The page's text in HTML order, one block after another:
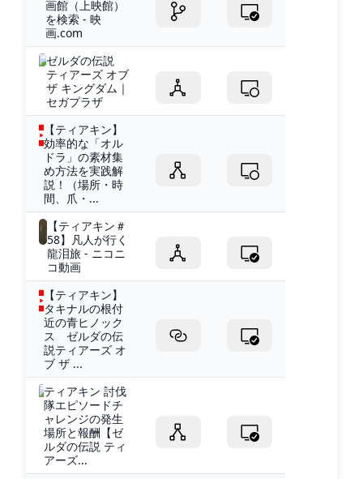
画館（上映館）
を検索 - 映
画.com
ゼルダの伝説
ティアーズ オブ
ザ キングダム｜
セガプラザ
【ティアキン】
効率的な「オル
ドラ」の素材集
め方法を実践解
説！（場所・時
間、爪・...
【ティアキン＃
58】凡人が行く
龍泪旅 - ニコニ
コ動画
【ティアキン】
タキナルの根付
近の青ヒノック
ス ゼルダの伝
説ティアーズ オ
ブ ザ ...
ティアキン 討伐
隊エピソードチ
ャレンジの発生
場所と報酬【ゼ
ルダの伝説 ティ
アーズ...